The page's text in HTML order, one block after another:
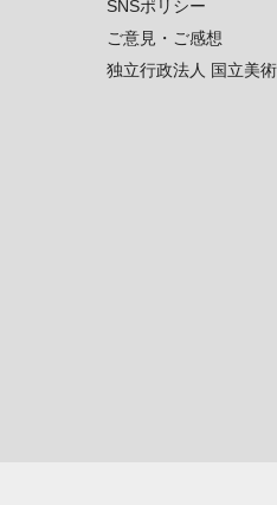
SNSポリシー
ご意見・ご感想
独立行政法人 国立美